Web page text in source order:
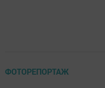
ФОТОРЕПОРТАЖ